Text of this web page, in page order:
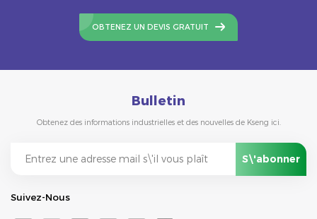
OBTENEZ UN DEVIS GRATUIT
Bulletin
Obtenez des informations industrielles et des nouvelles de Kseng ici.
Suivez-Nous